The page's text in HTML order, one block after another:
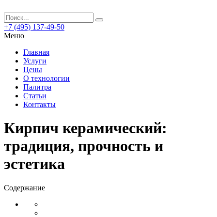
+7 (495) 137-49-50
Меню
Главная
Услуги
Цены
О технологии
Палитра
Статьи
Контакты
Кирпич керамический:
традиция, прочность и
эстетика
Содержание